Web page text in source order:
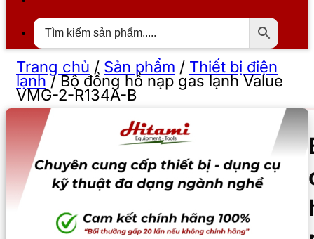
Trang chủ / Sản phẩm / Thiết bị điện
lạnh/Bộ đồng hồ nạp gas lạnh Value
VMG-2-R134A-B